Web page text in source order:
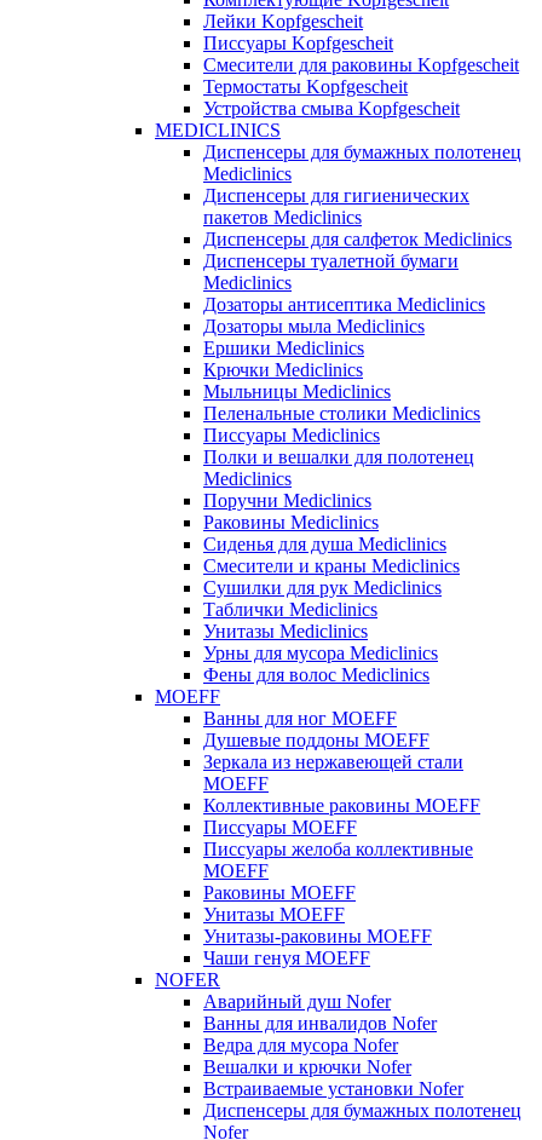
Лейки Kopfgescheit
Писсуары Kopfgescheit
Смесители для раковины Kopfgescheit
Термостаты Kopfgescheit
Устройства смыва Kopfgescheit
MEDICLINICS
Диспенсеры для бумажных полотенец
Mediclinics
Диспенсеры для гигиенических
пакетов Mediclinics
Диспенсеры для салфеток Mediclinics
Диспенсеры туалетной бумаги
Mediclinics
Дозаторы антисептика Mediclinics
Дозаторы мыла Mediclinics
Ершики Mediclinics
Крючки Mediclinics
Мыльницы Mediclinics
Пеленальные столики Mediclinics
Писсуары Mediclinics
Полки и вешалки для полотенец
Mediclinics
Поручни Mediclinics
Раковины Mediclinics
Сиденья для душа Mediclinics
Смесители и краны Mediclinics
Сушилки для рук Mediclinics
Таблички Mediclinics
Унитазы Mediclinics
Урны для мусора Mediclinics
Фены для волос Mediclinics
MOEFF
Ванны для ног MOEFF
Душевые поддоны MOEFF
Зеркала из нержавеющей стали
MOEFF
Коллективные раковины MOEFF
Писсуары MOEFF
Писсуары желоба коллективные
MOEFF
Раковины MOEFF
Унитазы MOEFF
Унитазы-раковины MOEFF
Чаши генуя MOEFF
NOFER
Аварийный душ Nofer
Ванны для инвалидов Nofer
Ведра для мусора Nofer
Вешалки и крючки Nofer
Встраиваемые установки Nofer
Диспенсеры для бумажных полотенец
Nofer